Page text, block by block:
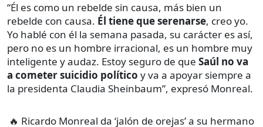
“Él es como un rebelde sin causa, más bien un
rebelde con causa. Él tiene que serenarse, creo yo.
Yo hablé con él la semana pasada, su carácter es así,
pero no es un hombre irracional, es un hombre muy
inteligente y audaz. Estoy seguro de que Saúl no va
a cometer suicidio político y va a apoyar siempre a
la presidenta Claudia Sheinbaum”, expresó Monreal.
🔥 Ricardo Monreal da ‘jalón de orejas’ a su hermano